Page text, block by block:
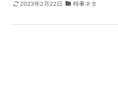
2023年2月22日 時事ネタ